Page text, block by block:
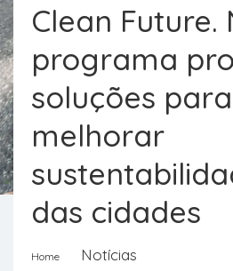
Clean Future.
programa
soluções para
melhorar
das cidades
Home Notícias